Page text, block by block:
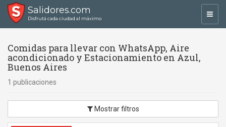
Salidores.com
Disfrutá cada ciudad al máximo
Comidas para llevar con WhatsApp, Aire
acondicionado y Estacionamiento en Azul,
Buenos Aires
1 publicaciones
Mostrar filtros